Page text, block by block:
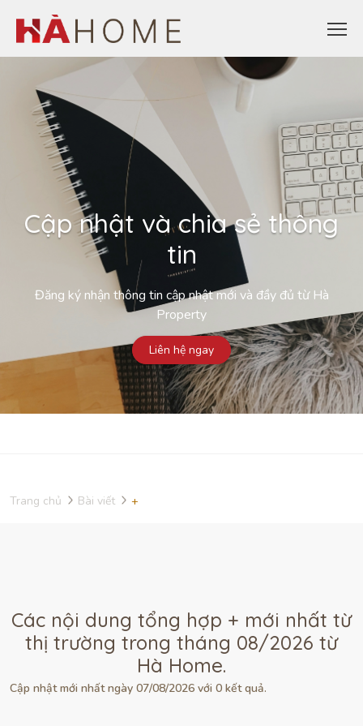
Cập nhật và chia sẻ thông
tin
Đăng ký nhận thông tin cập nhật mới và đầy đủ từ Hà
Property
Liên hệ ngay
Trang chủ Bài viết +
Các nội dung tổng hợp + mới nhất từ
thị trường trong tháng 08/2026 từ
Hà Home.
Cập nhật mới nhất ngày 07/08/2026 với 0 kết quả.